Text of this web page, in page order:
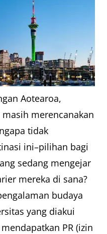
Aotearoa,
masih merencanakan
tidak
ini–pilihan bagi
sedang mengejar
mereka di sana?
budaya
yang diakui
PR (izin